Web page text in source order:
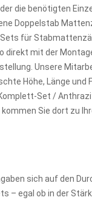
die benötigten
Doppelstab
für
mit der
Unsere
Höhe, Länge und
Set /
Sie dort zu
sich auf den
– egal ob in der